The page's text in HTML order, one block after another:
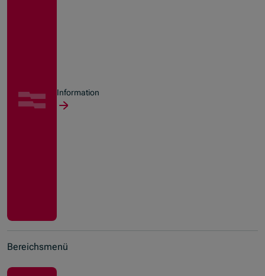
Information
Bereichsmenü